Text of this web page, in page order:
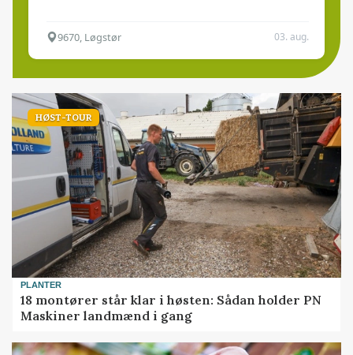
9670, Løgstør 03. aug.
HØST-TOUR
PLANTER
18 montører står klar i høsten: Sådan holder PN
Maskiner landmænd i gang